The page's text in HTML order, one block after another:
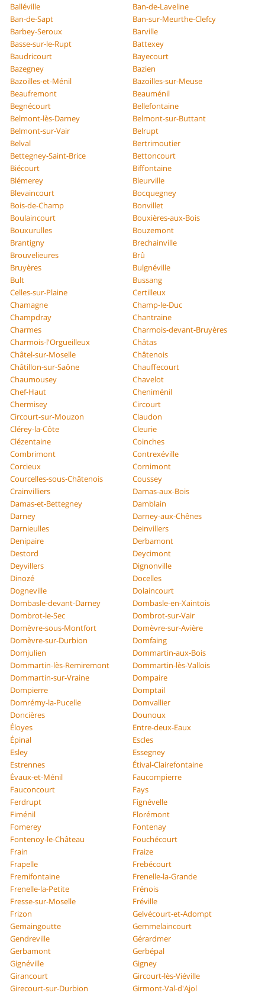
Balléville
Ban-de-Laveline
Ban-de-Sapt
Ban-sur-Meurthe-Clefcy
Barbey-Seroux
Barville
Basse-sur-le-Rupt
Battexey
Baudricourt
Bayecourt
Bazegney
Bazien
Bazoilles-et-Ménil
Bazoilles-sur-Meuse
Beaufremont
Beauménil
Begnécourt
Bellefontaine
Belmont-lès-Darney
Belmont-sur-Buttant
Belmont-sur-Vair
Belrupt
Belval
Bertrimoutier
Bettegney-Saint-Brice
Bettoncourt
Biécourt
Biffontaine
Blémerey
Bleurville
Blevaincourt
Bocquegney
Bois-de-Champ
Bonvillet
Boulaincourt
Bouxières-aux-Bois
Bouxurulles
Bouzemont
Brantigny
Brechainville
Brouvelieures
Brû
Bruyères
Bulgnéville
Bult
Bussang
Celles-sur-Plaine
Certilleux
Chamagne
Champ-le-Duc
Champdray
Chantraine
Charmes
Charmois-devant-Bruyères
Charmois-l'Orgueilleux
Châtas
Châtel-sur-Moselle
Châtenois
Châtillon-sur-Saône
Chauffecourt
Chaumousey
Chavelot
Chef-Haut
Cheniménil
Chermisey
Circourt
Circourt-sur-Mouzon
Claudon
Clérey-la-Côte
Cleurie
Clézentaine
Coinches
Combrimont
Contrexéville
Corcieux
Cornimont
Courcelles-sous-Châtenois
Coussey
Crainvilliers
Damas-aux-Bois
Damas-et-Bettegney
Damblain
Darney
Darney-aux-Chênes
Darnieulles
Deinvillers
Denipaire
Derbamont
Destord
Deycimont
Deyvillers
Dignonville
Dinozé
Docelles
Dogneville
Dolaincourt
Dombasle-devant-Darney
Dombasle-en-Xaintois
Dombrot-le-Sec
Dombrot-sur-Vair
Domèvre-sous-Montfort
Domèvre-sur-Avière
Domèvre-sur-Durbion
Domfaing
Domjulien
Dommartin-aux-Bois
Dommartin-lès-Remiremont
Dommartin-lès-Vallois
Dommartin-sur-Vraine
Dompaire
Dompierre
Domptail
Domrémy-la-Pucelle
Domvallier
Doncières
Dounoux
Éloyes
Entre-deux-Eaux
Épinal
Escles
Esley
Essegney
Estrennes
Étival-Clairefontaine
Évaux-et-Ménil
Faucompierre
Fauconcourt
Fays
Ferdrupt
Fignévelle
Fiménil
Florémont
Fomerey
Fontenay
Fontenoy-le-Château
Fouchécourt
Frain
Fraize
Frapelle
Frebécourt
Fremifontaine
Frenelle-la-Grande
Frenelle-la-Petite
Frénois
Fresse-sur-Moselle
Fréville
Frizon
Gelvécourt-et-Adompt
Gemaingoutte
Gemmelaincourt
Gendreville
Gérardmer
Gerbamont
Gerbépal
Gignéville
Gigney
Girancourt
Gircourt-lès-Viéville
Girecourt-sur-Durbion
Girmont-Val-d'Ajol